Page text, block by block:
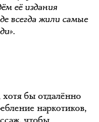
её издания
всегда жили самые
бы отдалённо
наркотиков,